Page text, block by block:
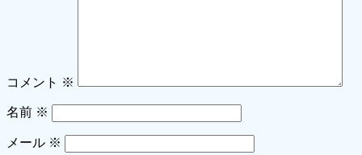
コメント ※
名前 ※
メール ※